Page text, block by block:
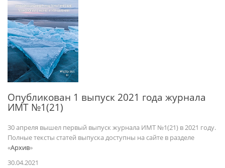
Опубликован 1 выпуск 2021 года журнала
ИМТ №1(21)
30 апреля вышел первый выпуск журнала ИМТ №1(21) в 2021 году.
Полные тексты статей выпуска доступны на сайте в разделе
«Архив»
30.04.2021